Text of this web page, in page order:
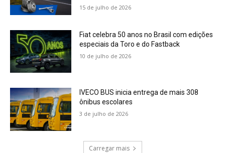
15 de julho de 2026
Fiat celebra 50 anos no Brasil com edições
especiais da Toro e do Fastback
10 de julho de 2026
IVECO BUS inicia entrega de mais 308
ônibus escolares
3 de julho de 2026
Carregar mais